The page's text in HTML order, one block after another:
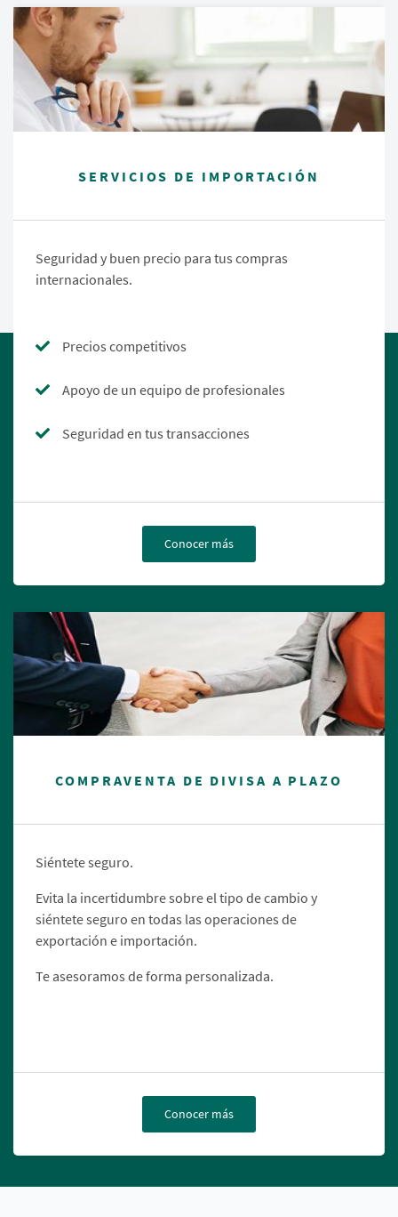
SERVICIOS DE IMPORTACIÓN
Seguridad y buen precio para tus compras
internacionales.
Precios competitivos
Apoyo de un equipo de profesionales
Seguridad en tus transacciones
Conocer más
COMPRAVENTA DE DIVISA A PLAZO
Siéntete seguro.
Evita la incertidumbre sobre el tipo de cambio y
siéntete seguro en todas las operaciones de
exportación e importación.
Te asesoramos de forma personalizada.
Conocer más